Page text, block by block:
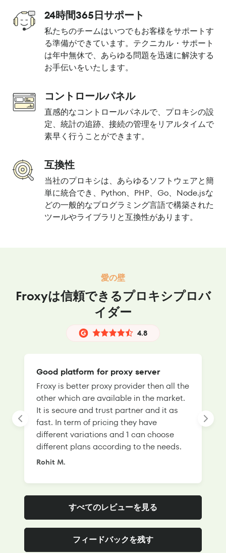
24時間365日サポート
私たちのチームはいつでもお客様をサポートす
る準備ができています。テクニカル・サポート
は年中無休で、あらゆる問題を迅速に解決する
お手伝いをいたします。
コントロールパネル
直感的なコントロールパネルで、プロキシの設
定、統計の追跡、接続の管理をリアルタイムで
素早く行うことができます。
互換性
当社のプロキシは、あらゆるソフトウェアと簡
単に統合でき、Python、PHP、Go、Node.jsな
どの一般的なプログラミング言語で構築された
ツールやライブラリと互換性があります。
愛の壁
Froxyは信頼できるプロキシプロバ
イダー
4.8
Good platform for proxy server
Froxy is better proxy provider then all the
other which are available in the market.
It is secure and trust partner and it as
fast. In term of pricing they have
different variations and 1 can choose
different plans according to the needs.
Rohit M.
すべてのレビューを見る
フィードバックを残す